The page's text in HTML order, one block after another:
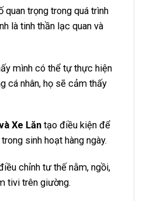
quan trọng trong quá trình
là tinh thần lạc quan và
mình có thể tự thực hiện
cá nhân, họ sẽ cảm thấy
Xe Lăn tạo điều kiện để
sinh hoạt hàng ngày.
chỉnh tư thế nằm, ngồi,
tivi trên giường.